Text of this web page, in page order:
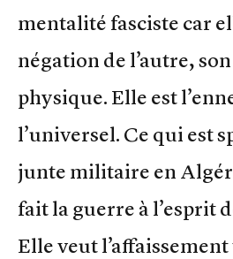
mentalité fasciste car
négation de l’autre,
physique. Elle est
l’universel. Ce qui est
junte militaire en
fait la guerre à l’esprit
Elle veut